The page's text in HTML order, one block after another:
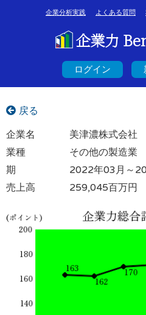
企業分析実践 よくある質問
企業力
ログイン
戻る
企業名
美津濃株式会社
業種
その他の製造業
期
2022年03月～
売上高
259,045百万円